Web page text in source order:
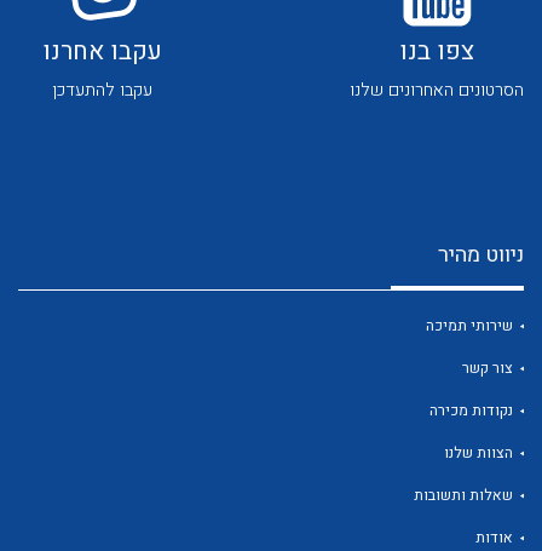
לכל מוצרי היצרן לכל מוצרי היצרן
לכל מוצרי היצרן
צפו בנו
הסרטונים האחרונים שלנו
עקבו אחרנו
עקבו להתעדכן
ניווט מהיר
שירותי תמיכה
צור קשר
נקודות מכירה
הצוות שלנו
שאלות ותשובות
אודות